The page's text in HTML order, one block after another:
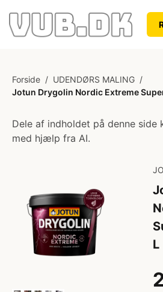
Forside / UDENDØRS MALING /
Jotun Drygolin Nordic Extreme
Dele af indholdet på denne side
med hjælp fra AI.
L